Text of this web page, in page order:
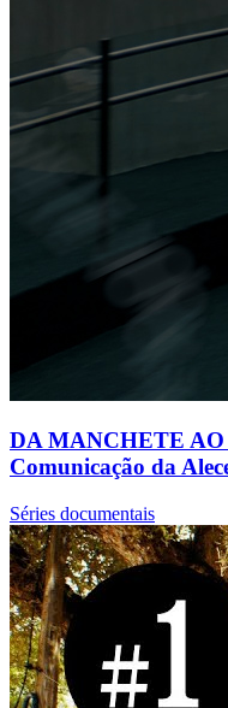
DA MANCHETE AO
Comunicação da
Séries documentais